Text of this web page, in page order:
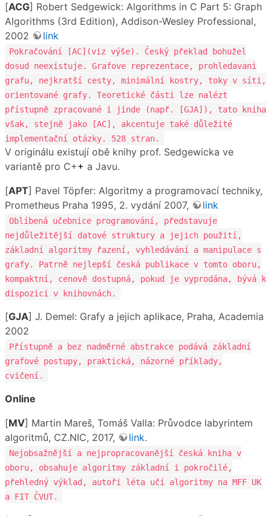
[ACG] Robert Sedgewick: Algorithms in C Part 5: Graph
Algorithms (3rd Edition), Addison-Wesley Professional,
2002
link
Pokračování [AC](viz výše). Český překlad bohužel
dosud neexistuje. Grafove reprezentace, prohledavani
grafu, nejkratší cesty, minimální kostry, toky v síti,
orientované grafy. Teoretické části lze nalézt
přístupně zpracované i jinde (např. [GJA]), tato kniha
však, stejně jako [AC], akcentuje také důležité
implementační otázky. 528 stran.
V originálu existují obě knihy prof. Sedgewicka ve
variantě pro C++ a Javu.
[APT] Pavel Töpfer: Algoritmy a programovací techniky,
Prometheus Praha 1995, 2. vydání 2007,
link
Oblíbená učebnice programování, představuje
nejdůležitější datové struktury a jejich použití,
základní algoritmy řazení, vyhledávání a manipulace s
grafy. Patrně nejlepší česká publikace v tomto oboru,
kompaktní, cenově dostupná, pokud je vyprodána, bývá k
dispozici v knihovnách.
[GJA] J. Demel: Grafy a jejich aplikace, Praha, Academia
2002
Přístupně a bez nadměrné abstrakce podává základní
grafové postupy, praktická, názorné příklady,
cvičení.
Online
[MV] Martin Mareš, Tomáš Valla: Průvodce labyrintem
algoritmů, CZ.NIC, 2017,
link.
Nejobsažnější a nejpropracovanější česká kniha v
oboru, obsahuje algoritmy základní i pokročilé,
přehledný výklad, autoři léta učí algoritmy na MFF UK
a FIT ČVUT.